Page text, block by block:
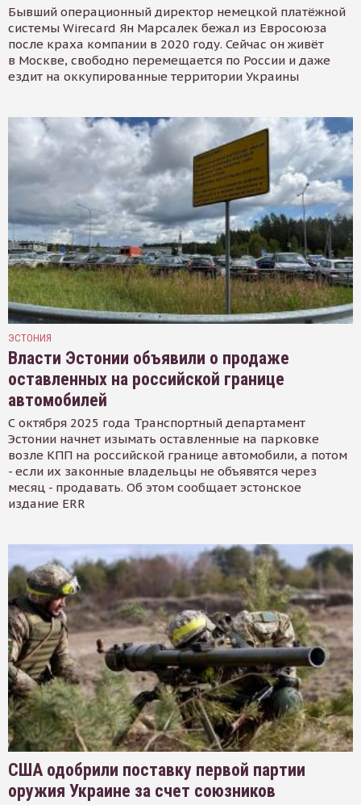
Бывший операционный директор немецкой платёжной
системы Wirecard Ян Марсалек бежал из Евросоюза
после краха компании в 2020 году. Сейчас он живёт
в Москве, свободно перемещается по России и даже
ездит на оккупированные территории Украины
ЭСТОНИЯ
Власти Эстонии объявили о продаже
оставленных на российской границе
автомобилей
С октября 2025 года Транспортный департамент
Эстонии начнет изымать оставленные на парковке
возле КПП на российской границе автомобили, а потом
- если их законные владельцы не объявятся через
месяц - продавать. Об этом сообщает эстонское
издание ERR
США одобрили поставку первой партии
оружия Украине за счет союзников